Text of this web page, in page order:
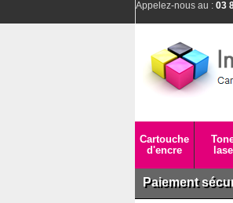
Appelez-nous au : 03
Cartouche
d'encre
Paiement